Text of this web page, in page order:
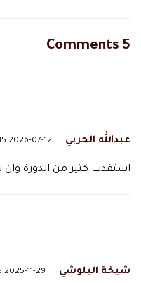
5 Comments
عبدالله الحربي 2026-07-12 12:35 ص
استفدت كثير من الدورة
شيخة البلوشي 2025-11-29 6:15 م